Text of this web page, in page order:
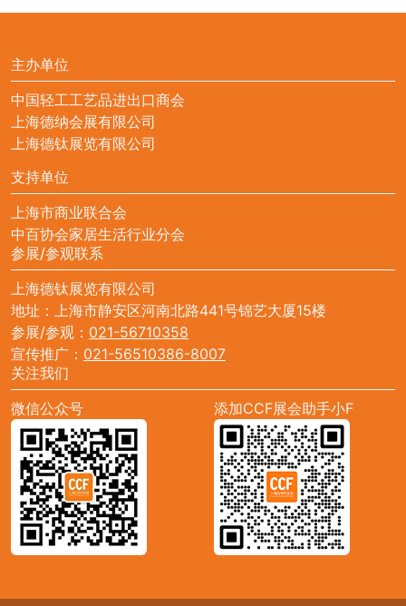
主办单位
中国轻工工艺品进出口商会
上海德纳会展有限公司
上海德钛展览有限公司
支持单位
上海市商业联合会
中百协会家居生活行业分会
参展/参观联系
上海德钛展览有限公司
地址：上海市静安区河南北路441号锦艺大厦15楼
参展/参观： 021-56710358
宣传推广： 021-56510386-8007
关注我们
微信公众号
添加CCF展会助手小F